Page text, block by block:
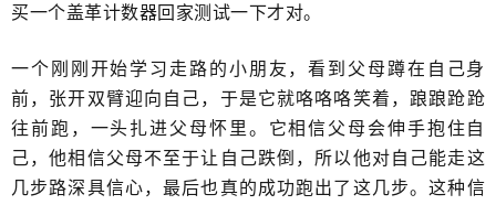
买一个盖革计数器回家测试一下才对。
一个刚刚开始学习走路的小朋友，看到父母蹲在自己身
前，张开双臂迎向自己，于是它就咯咯咯笑着，踉踉跄跄
往前跑，一头扎进父母怀里。它相信父母会伸手抱住自
己，他相信父母不至于让自己跌倒，所以他对自己能走这
几步路深具信心，最后也真的成功跑出了这几步。这种信